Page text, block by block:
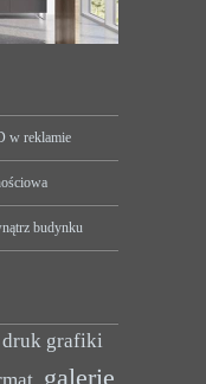
w reklamie
budynku
druk grafiki